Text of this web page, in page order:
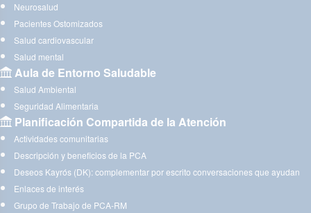
Neurosalud
Pacientes Ostomizados
Salud cardiovascular
Salud mental
Aula de Entorno Saludable
Salud Ambiental
Seguridad Alimentaria
Planificación Compartida de la Atención
Actividades comunitarias
Descripción y beneficios de la PCA
Deseos Kayrós (DK): complementar por escrito conversaciones que ayudan
Enlaces de interés
Grupo de Trabajo de PCA-RM